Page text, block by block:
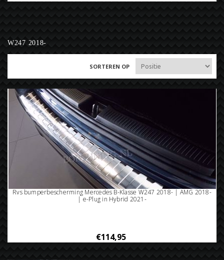
W247 2018-
SORTEREN OP
Rvs bumperbescherming Mercedes B-Klasse W247 2018- | AMG 2018-
| e-Plug in Hybrid 2021-
€114,95